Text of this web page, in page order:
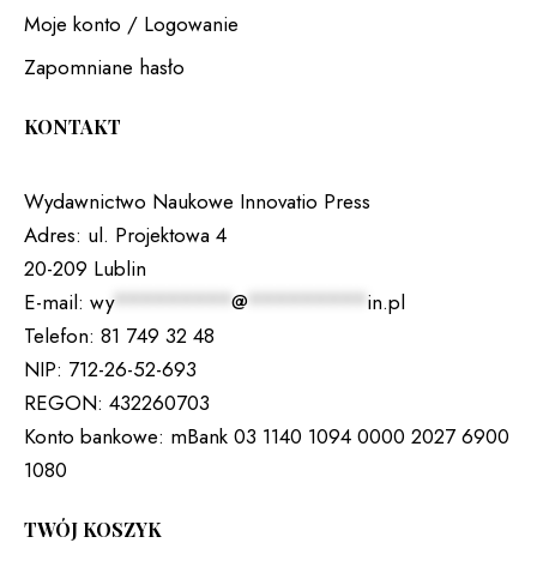
Moje konto / Logowanie
Zapomniane hasło
KONTAKT
Wydawnictwo Naukowe Innovatio Press
Adres: ul. Projektowa 4
20-209 Lublin
E-mail: wy*********@ ********* in.pl
Telefon: 81 749 32 48
NIP: 712-26-52-693
REGON: 432260703
Konto bankowe: mBank 03 1140 1094 0000 2027 6900
1080
TWÓJ KOSZYK